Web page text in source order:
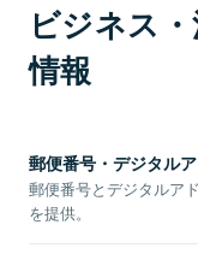
ビジネス
情報
郵便番号・デジタル
郵便番号とデジタルア
を提供。